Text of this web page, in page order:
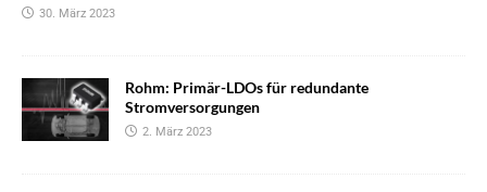
30. März 2023
Rohm: Primär-LDOs für redundante
Stromversorgungen
2. März 2023